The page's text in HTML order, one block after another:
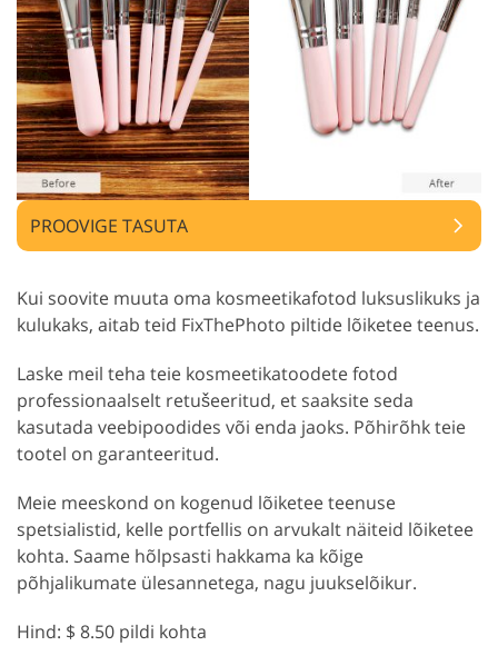
PROOVIGE TASUTA
Kui soovite muuta oma kosmeetikafotod luksuslikuks ja
kulukaks, aitab teid FixThePhoto piltide lõiketee teenus.
Laske meil teha teie kosmeetikatoodete fotod
professionaalselt retušeeritud, et saaksite seda
kasutada veebipoodides või enda jaoks. Põhirõhk teie
tootel on garanteeritud.
Meie meeskond on kogenud lõiketee teenuse
spetsialistid, kelle portfellis on arvukalt näiteid lõiketee
kohta. Saame hõlpsasti hakkama ka kõige
põhjalikumate ülesannetega, nagu juukselõikur.
Hind: $ 8.50 pildi kohta